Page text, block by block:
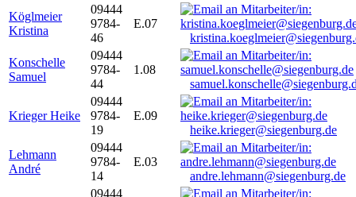
Köglmeier
Kristina
09444
9784-
46
E.07
Konschelle
Samuel
09444
9784-
44
1.08
Krieger Heike
09444
9784-
19
E.09
heike.krieger@siegenburg.de
Lehmann
André
09444
9784-
14
E.03
andre.lehmann@siegenburg.de
09444